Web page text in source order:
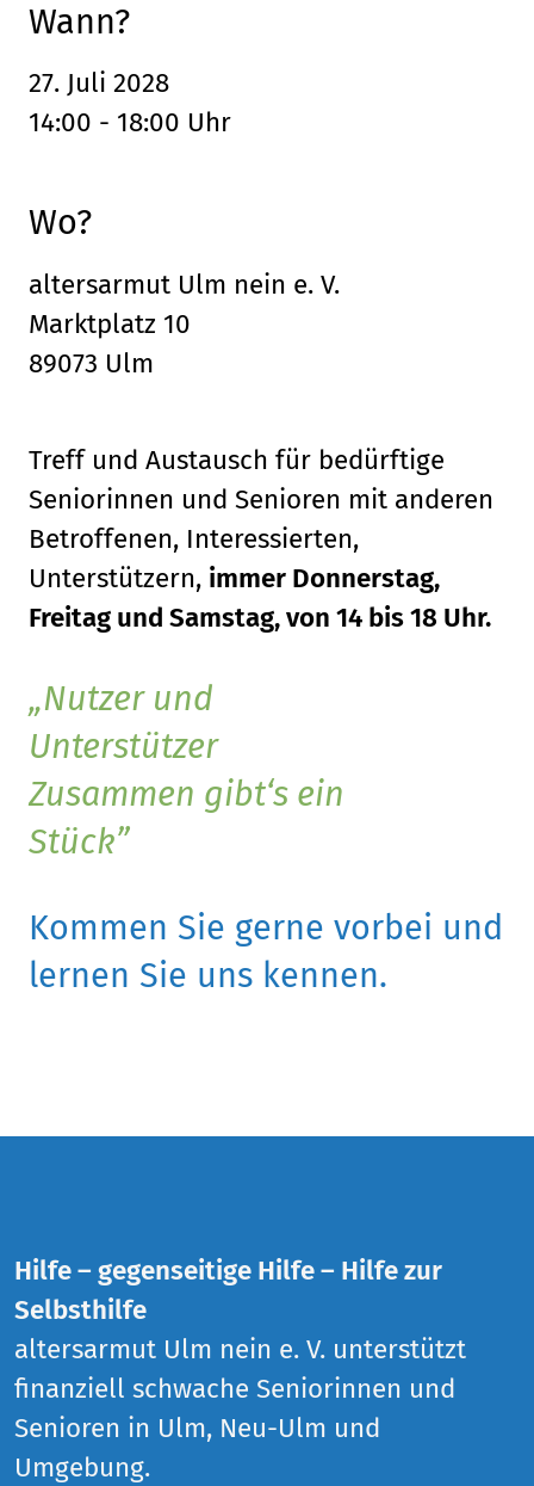
Wann?
27. Juli 2028
14:00 - 18:00 Uhr
Wo?
altersarmut Ulm nein e. V.
Marktplatz 10
89073 Ulm
Treff und Austausch für bedürftige
Seniorinnen und Senioren mit anderen
Betroffenen, Interessierten,
Unterstützern, immer Donnerstag,
Freitag und Samstag, von 14 bis 18 Uhr.
Nutzer und
Unterstützer
Zusammen gibt‘s ein
Stück
Kommen Sie gerne vorbei und
lernen Sie uns kennen.
Hilfe – gegenseitige Hilfe – Hilfe zur
Selbsthilfe
altersarmut Ulm nein e. V. unterstützt
finanziell schwache Seniorinnen und
Senioren in Ulm, Neu-Ulm und
Umgebung.